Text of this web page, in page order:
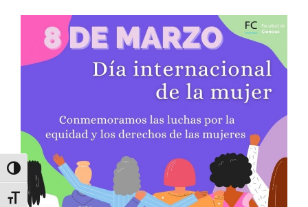
Alternar alto contraste
Alternar tamaño de letra